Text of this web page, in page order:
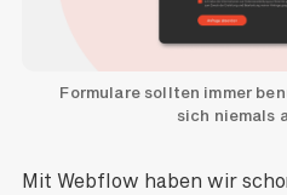
Formulare sollten immer
sich niemals
Mit Webflow haben wir